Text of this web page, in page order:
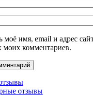
моё имя, email и адрес
комментариев.
отзывы